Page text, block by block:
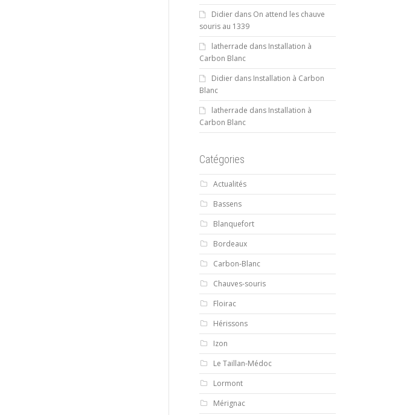
Didierdans On attend les chauve
souris au 1339
latherrade dans Installation à
Carbon Blanc
Didierdans Installation à Carbon
Blanc
latherrade dans Installation à
Carbon Blanc
Catégories
Actualités
Bassens
Blanquefort
Bordeaux
Carbon-Blanc
Chauves-souris
Floirac
Hérissons
Izon
Le Taillan-Médoc
Lormont
Mérignac